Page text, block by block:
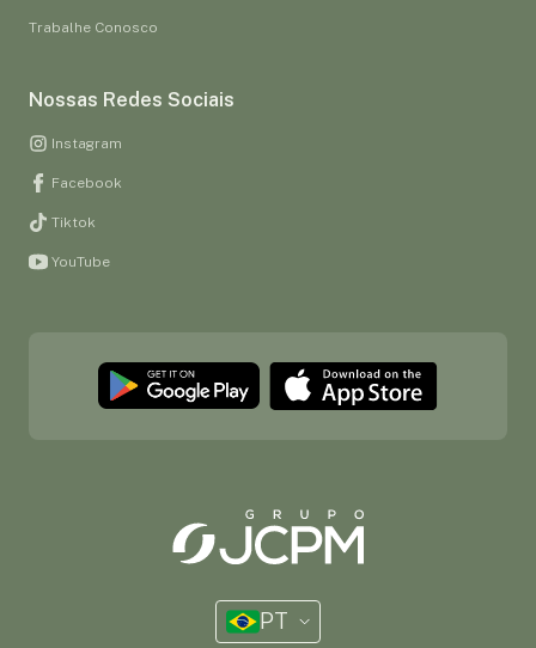
Trabalhe Conosco
Nossas Redes Sociais
Instagram
Facebook
Tiktok
YouTube
PT